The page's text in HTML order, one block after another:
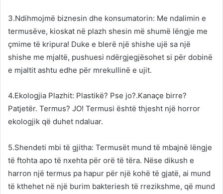
3.Ndihmojmë biznesin dhe konsumatorin: Me ndalimin e
termusëve, kioskat në plazh shesin më shumë lëngje me
çmime të kripura! Duke e blerë një shishe ujë sa një
shishe me mjaltë, pushuesi ndërgjegjësohet si për dobinë
e mjaltit ashtu edhe për mrekullinë e ujit.
4.Ekologjia Plazhit: Plastikë? Pse jo?.Kanaçe birre?
Patjetër. Termus? JO! Termusi është thjesht një horror
ekologjik që duhet ndaluar.
5.Shendeti mbi të gjitha: Termusët mund të mbajnë lëngje
të ftohta apo të nxehta për orë të tëra. Nëse dikush e
harron një termus pa hapur për një kohë të gjatë, ai mund
të kthehet në një burim bakteriesh të rrezikshme, që mund